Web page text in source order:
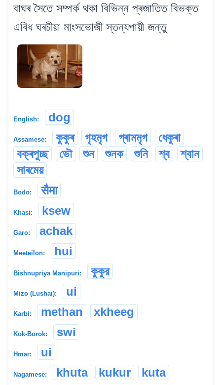
বাঘৰ সৈতে সম্পৰ্ক থকা বিভিন্ন প্ৰজাতিত বিভক্ত
এবিধ ঘৰচীয়া মাংসভোজী স্তন্যপায়ী জন্তু
English: dog
Assamese: কুকুৰ গৃহমৃগ গ্ৰামমৃগ
ধেকুৰা
বক্ৰপুচ্ছ
ভৌ শুন শুনক শুনি শ্ব
শ্বান
সাৰমেয়
Bodo: सैमा
Khasi: ksew
Garo: achak
Meeteilon: hui
Bishnupriya Manipuri: কুকুর
Mizo (Lushai): ui
Karbi: methan xkheeg
Kok-Borok: swi
Hmar: ui
Nagamese: khuta kukur kuta